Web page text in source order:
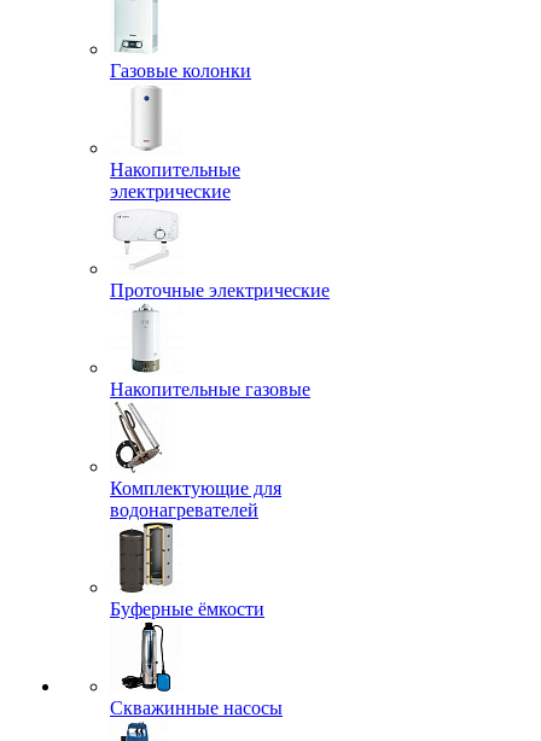
Газовые колонки
Накопительные
электрические
Проточные электрические
Накопительные газовые
Комплектующие для
водонагревателей
Буферные ёмкости
Скважинные насосы